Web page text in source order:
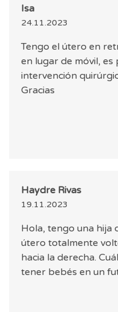
Isa
24.11.2023
Tengo el útero en
en lugar de móvil,
intervención
Gracias
Haydre Rivas
19.11.2023
Hola, tengo una hija
útero totalmente
hacia la derecha.
tener bebés en un